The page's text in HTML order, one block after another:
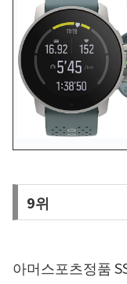
9위
아머스포츠정품